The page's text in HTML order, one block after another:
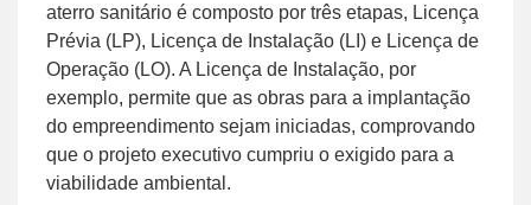
aterro sanitário é composto por três etapas, Licença
Prévia (LP), Licença de Instalação (LI) e Licença de
Operação (LO). A Licença de Instalação, por
exemplo, permite que as obras para a implantação
do empreendimento sejam iniciadas, comprovando
que o projeto executivo cumpriu o exigido para a
viabilidade ambiental.